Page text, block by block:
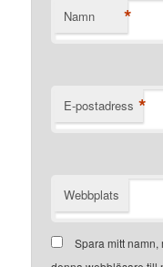
Namn *
E-postadress *
Webbplats
Spara mitt